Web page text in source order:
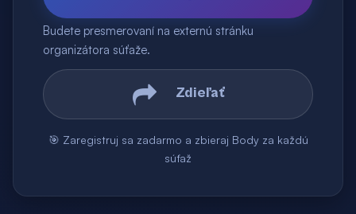
Budete presmerovaní na externú stránku
organizátora súťaže.
Zdieľať
🎯 Zaregistruj sa zadarmo a zbieraj Body za každú
súťaž